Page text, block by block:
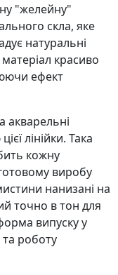
"желейну"
скла, яке
натуральні
красиво
ефект
акварельні
лінійки. Така
кожну
виробу
нанизані на
точно в тон для
випуску у
та роботу